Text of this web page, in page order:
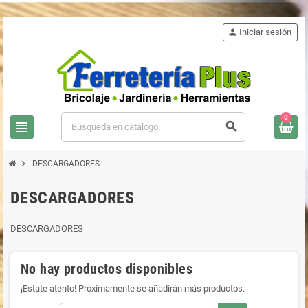
view_headline search
person Iniciar sesión
0
chevron_right DESCARGADORES
DESCARGADORES
DESCARGADORES
No hay productos disponibles
¡Estate atento! Próximamente se añadirán más productos.